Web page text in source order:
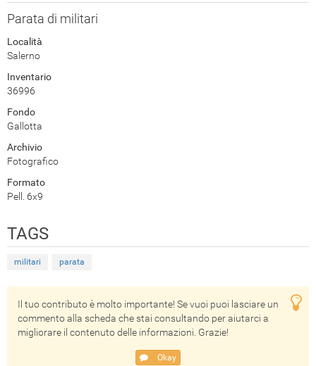
Parata di militari
Località
Salerno
Inventario
36996
Fondo
Gallotta
Archivio
Fotografico
Formato
Pell. 6x9
TAGS
militari parata
Il tuo contributo è molto importante! Se vuoi puoi lasciare un
commento alla scheda che stai consultando per aiutarci a
migliorare il contenuto delle informazioni. Grazie!
Okay